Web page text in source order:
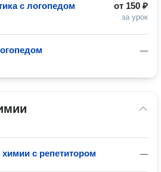
от 150 ₽
за урок
с логопедом
—
—
с репетитором